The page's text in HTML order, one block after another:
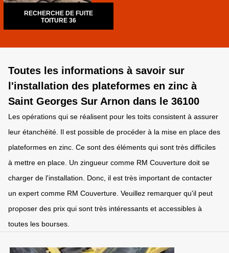
RECHERCHE DE FUITE
TOITURE 36
Toutes les informations à savoir sur
l'installation des plateformes en zinc à
Saint Georges Sur Arnon dans le 36100
Les opérations qui se réalisent pour les toits consistent à assurer
leur étanchéité. Il est possible de procéder à la mise en place des
plateformes en zinc. Ce sont des éléments qui sont très difficiles
à mettre en place. Un zingueur comme RM Couverture doit se
charger de l'installation. Donc, il est très important de contacter
un expert comme RM Couverture. Veuillez remarquer qu'il peut
proposer des prix qui sont très intéressants et accessibles à
toutes les bourses.